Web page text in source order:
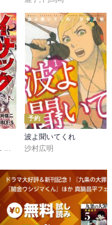
予約
波よ聞いてくれ
沙村広明